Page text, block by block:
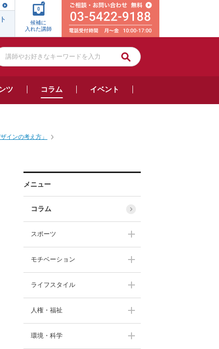
0
候補に
入れた講師
ツ コラム イベント
インの考え方」
メニュー
コラム
スポーツ
伊藤華英
大西一平
武田美保
角盈男
モチベーション
上田比呂志
渡邊洋子
渡邊洋子
ライフスタイル
甘糟りり子
間々田佳子
人権・福祉
渡部陽一
環境・科学